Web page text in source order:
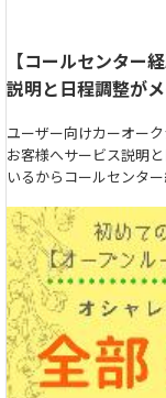
【コールセンター
説明と日程調整が
ユーザー向けカーオー
お客様へサービス説明
いるからコールセンタ